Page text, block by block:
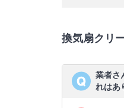
換気扇クリ
業者さ
れはあ